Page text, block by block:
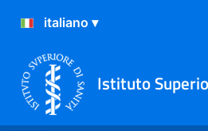
Istituto